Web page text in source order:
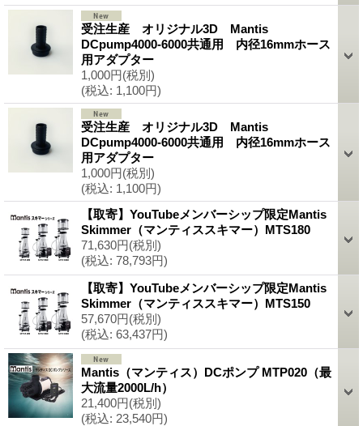
受注生産 オリジナル3D Mantis
DCpump4000-6000共通用 内径16mmホース
用アダプター
1,000円(税別)
(税込: 1,100円)
受注生産 オリジナル3D Mantis
DCpump4000-6000共通用 内径16mmホース
用アダプター
1,000円(税別)
(税込: 1,100円)
【取寄】YouTubeメンバーシップ限定Mantis
Skimmer（マンティススキマー）MTS180
71,630円(税別)
(税込: 78,793円)
【取寄】YouTubeメンバーシップ限定Mantis
Skimmer（マンティススキマー）MTS150
57,670円(税別)
(税込: 63,437円)
Mantis（マンティス）DCポンプ MTP020（最
大流量2000L/h）
21,400円(税別)
(税込: 23,540円)